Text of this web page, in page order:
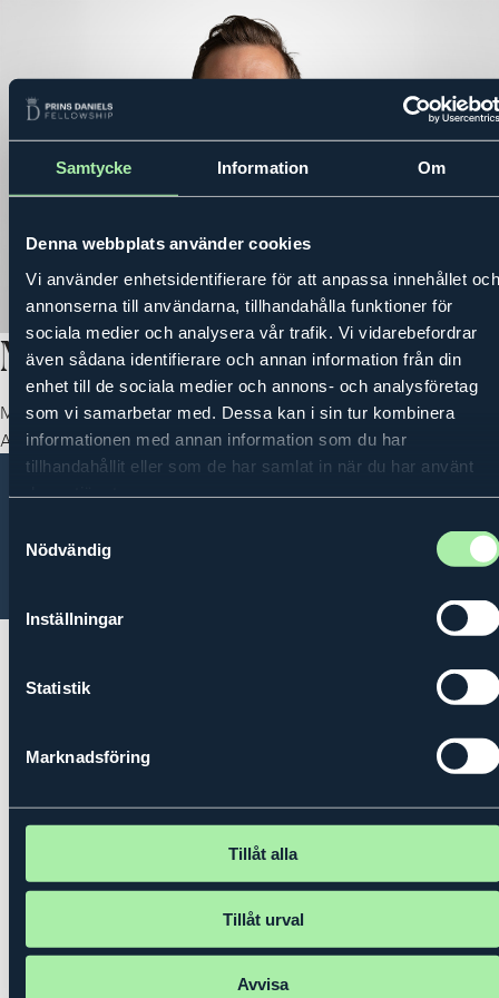
Samtycke Information Om
Denna webbplats använder cookies
Vi använder enhetsidentifierare för att anpassa innehållet och
annonserna till användarna, tillhandahålla funktioner för
sociala medier och analysera vår trafik. Vi vidarebefordrar
även sådana identifierare och annan information från din
enhet till de sociala medier och annons- och analysföretag
som vi samarbetar med. Dessa kan i sin tur kombinera
informationen med annan information som du har
tillhandahållit eller som de har samlat in när du har använt
Nödvändig
Inställningar
Statistik
Marknadsföring
Tillåt alla
Tillåt urval
Avvisa
MENY
Max Friberg
Mentor: Jonas Nordlander, grundare Avito mfl.
Adept 2025-2026
Om ossKontaktIntegritetspolicy